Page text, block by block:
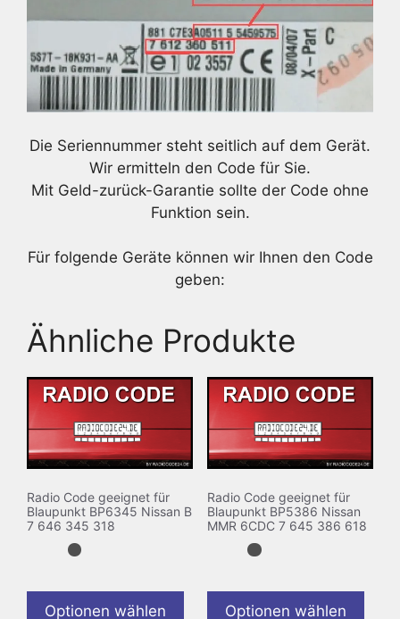
Die Seriennummer steht seitlich auf dem Gerät.
Wir ermitteln den Code für Sie.
Mit Geld-zurück-Garantie sollte der Code ohne
Funktion sein.
Für folgende Geräte können wir Ihnen den Code
geben:
Ähnliche Produkte
Radio Code geeignet für
Blaupunkt BP6345 Nissan B
7 646 345 318
Optionen wählen
Radio Code geeignet für
Blaupunkt BP5386 Nissan
MMR 6CDC 7 645 386 618
Optionen wählen